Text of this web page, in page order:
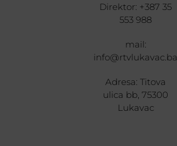
Direktor: +387 35
553 988
mail:
info@rtvlukavac.ba
Adresa: Titova
ulica bb, 75300
Lukavac